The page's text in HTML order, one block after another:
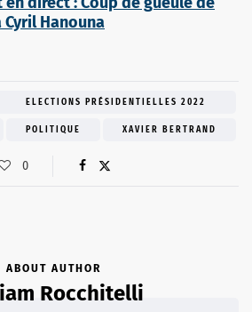
Hanouna
ELECTIONS PRÉSIDENTIELLES 2022
POLITIQUE XAVIER BERTRAND
0
ABOUT AUTHOR
Rocchitelli